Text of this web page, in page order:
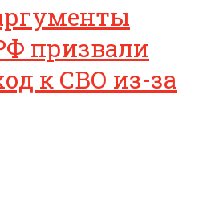
призвали
к СВО из-за